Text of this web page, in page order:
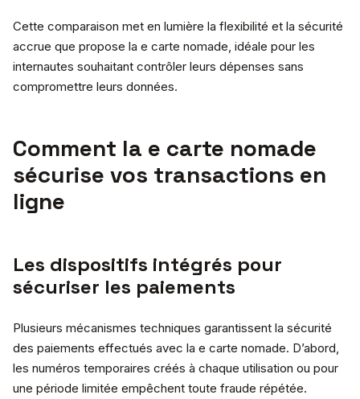
Cette comparaison met en lumière la flexibilité et la sécurité
accrue que propose la e carte nomade, idéale pour les
internautes souhaitant contrôler leurs dépenses sans
compromettre leurs données.
Comment la e carte nomade
sécurise vos transactions en
ligne
Les dispositifs intégrés pour
sécuriser les paiements
Plusieurs mécanismes techniques garantissent la sécurité
des paiements effectués avec la e carte nomade. D’abord,
les numéros temporaires créés à chaque utilisation ou pour
une période limitée empêchent toute fraude répétée.